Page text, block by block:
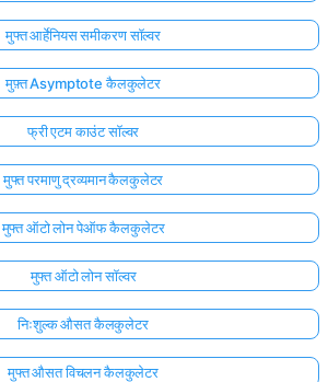
मुफ्त आर्हेनियस समीकरण सॉल्वर
मुफ़्त Asymptote कैलकुलेटर
फ्री एटम काउंट सॉल्वर
मुफ्त परमाणु द्रव्यमान कैलकुलेटर
मुफ्त ऑटो लोन पेऑफ कैलकुलेटर
मुफ्त ऑटो लोन सॉल्वर
निःशुल्क औसत कैलकुलेटर
मुफ्त औसत विचलन कैलकुलेटर